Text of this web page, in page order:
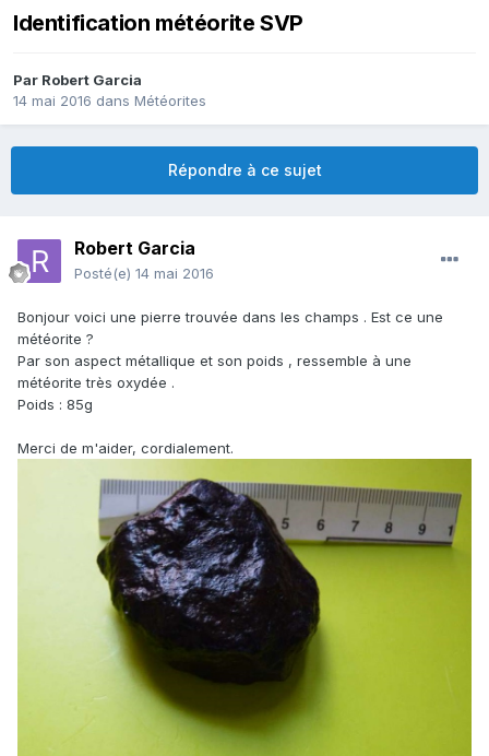
Identification météorite SVP
Par Robert Garcia
14 mai 2016 dans Météorites
Répondre à ce sujet
Robert Garcia
Posté(e) 14 mai 2016
Bonjour voici une pierre trouvée dans les champs . Est ce une
météorite ?
Par son aspect métallique et son poids , ressemble à une
météorite très oxydée .
Poids : 85g
Merci de m'aider, cordialement.